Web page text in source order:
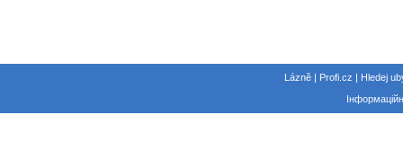
Lázně | Profi.cz | Hledej